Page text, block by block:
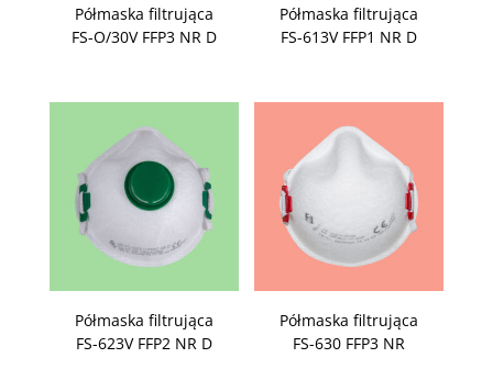
Półmaska filtrująca
FS-O/30V FFP3 NR D
Półmaska filtrująca
FS-613V FFP1 NR D
Półmaska filtrująca
FS-623V FFP2 NR D
Półmaska filtrująca
FS-630 FFP3 NR